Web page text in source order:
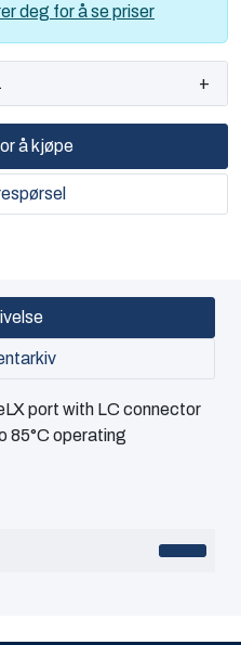
deg for å se priser
+
å kjøpe
port with LC connector
85°C operating